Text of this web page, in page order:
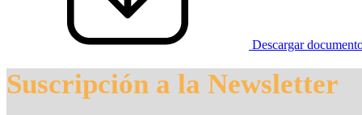
Descargar
Suscripción a la Newsletter